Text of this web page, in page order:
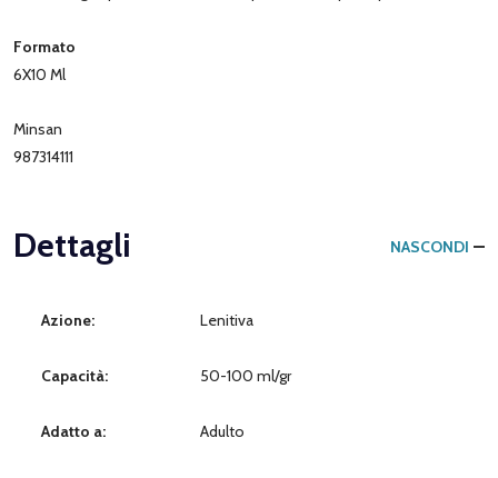
Formato
6X10 Ml
Minsan
987314111
Dettagli NASCONDI
Azione: Lenitiva
Capacità: 50-100 ml/gr
Adatto a: Adulto